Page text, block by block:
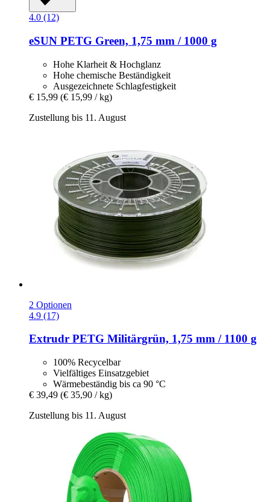
4.0 (12)
eSUN PETG Green, 1,75 mm / 1000 g
Hohe Klarheit & Hochglanz
Hohe chemische Beständigkeit
Ausgezeichnete Schlagfestigkeit
€ 15,99 (€ 15,99 / kg)
Zustellung bis 11. August
2 Optionen
4.9 (17)
Extrudr PETG Militärgrün, 1,75 mm / 1100 g
100% Recycelbar
Vielfältiges Einsatzgebiet
Wärmebeständig bis ca 90 °C
€ 39,49 (€ 35,90 / kg)
Zustellung bis 11. August